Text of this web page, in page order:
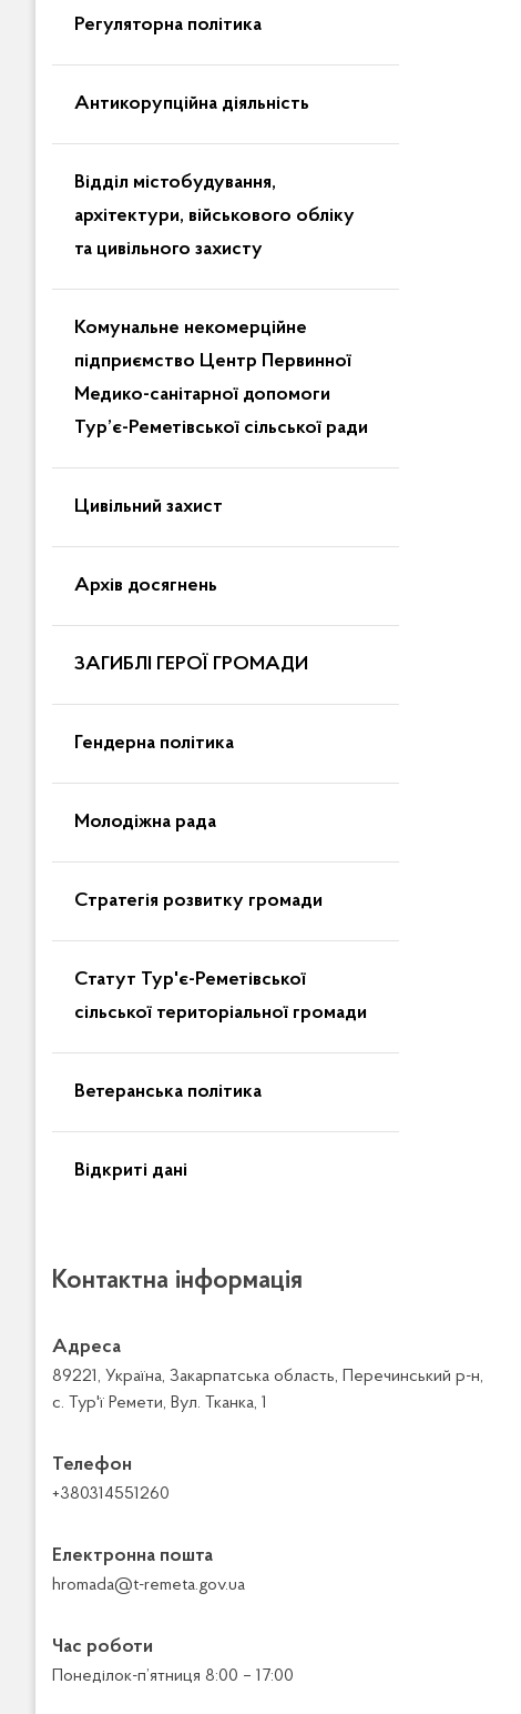
Регуляторна політика
Антикорупційна діяльність
Відділ містобудування,
архітектури, військового обліку
та цивільного захисту
Комунальне некомерційне
підприємство Центр Первинної
Медико-санітарної допомоги
Тур’є-Реметівської сільської ради
Цивільний захист
Архів досягнень
ЗАГИБЛІ ГЕРОЇ ГРОМАДИ
Гендерна політика
Молодіжна рада
Стратегія розвитку громади
Статут Тур'є-Реметівської
сільської територіальної громади
Ветеранська політика
Відкриті дані
Контактна інформація
Адреса
89221, Україна, Закарпатська область, Перечинський р-н,
с. Тур'ї Ремети, Вул. Тканка, 1
Телефон
+380314551260
Електронна пошта
hromada@t-remeta.gov.ua
Час роботи
Понеділок-п’ятниця 8:00 – 17:00